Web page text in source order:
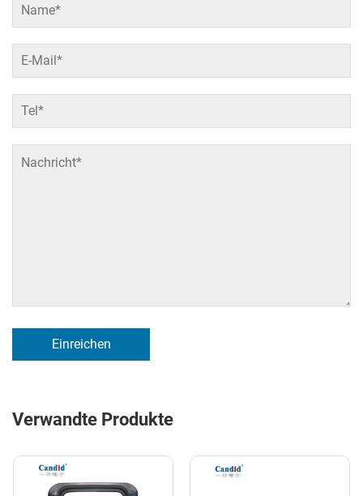
Einreichen
Verwandte Produkte